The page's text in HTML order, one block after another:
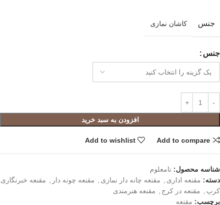
جنس کاشان نمازی
جنس
افزودن به سبد خرید
Add to compare
Add to wishlist
شناسه محصول: نامعلوم
دسته: مقنعه اداری مقنعه چانه دار نمازی مقنعه چونه دار
مقنعه خبرنگاری
کرپ
مقنعه در کرج
مقنعه هنرمندی
برچسب: مقنعه